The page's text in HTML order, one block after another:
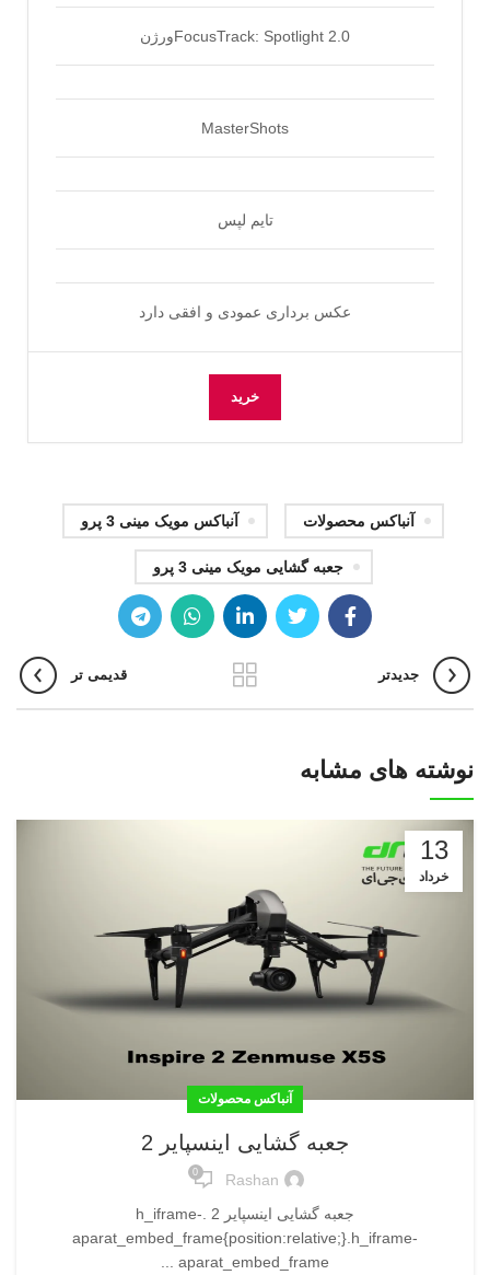
FocusTrack: Spotlight 2.0ورژن
MasterShots
تایم لپس
عکس برداری عمودی و افقی دارد
خرید
آنباکس محصولات آنباکس مویک مینی 3 پرو
جعبه گشایی مویک مینی 3 پرو
جدیدتر قدیمی تر
نوشته های مشابه
13
خرداد
آنباکس محصولات
جعبه گشایی اینسپایر 2
Rashan
0
جعبه گشایی اینسپایر 2 .h_iframe-
aparat_embed_frame{position:relative;}.h_iframe-
aparat_embed_frame ...